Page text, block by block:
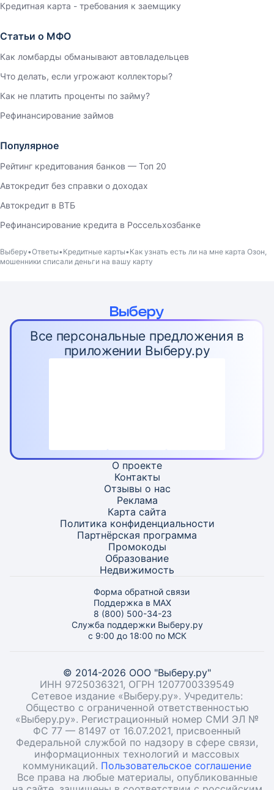
Кредитная карта - требования к заемщику
Статьи о МФО
Как ломбарды обманывают автовладельцев
Что делать, если угрожают коллекторы?
Как не платить проценты по займу?
Рефинансирование займов
Популярное
Рейтинг кредитования банков — Топ 20
Автокредит без справки о доходах
Автокредит в ВТБ
Рефинансирование кредита в Россельхозбанке
Выберу Ответы Кредитные карты Как узнать есть ли на мне карта Озон,
мошенники списали деньги на вашу карту
Все персональные предложения в
приложении Выберу.ру
О проекте
Контакты
Отзывы о нас
Реклама
Карта сайта
Политика конфиденциальности
Партнёрская программа
Промокоды
Образование
Недвижимость
Форма обратной связи
Поддержка в MAX
8 (800) 500-34-23
Служба поддержки Выберу.ру
с 9:00 до 18:00 по МСК
© 2014-2026 ООО "Выберу.ру"
ИНН 9725036321, ОГРН 1207700339549
Сетевое издание «Выберу.ру». Учредитель:
Общество с ограниченной ответственностью
«Выберу.ру». Регистрационный номер СМИ ЭЛ №
ФС 77 — 81497 от 16.07.2021, присвоенный
Федеральной службой по надзору в сфере связи,
информационных технологий и массовых
коммуникаций. Пользовательское соглашение
Все права на любые материалы, опубликованные